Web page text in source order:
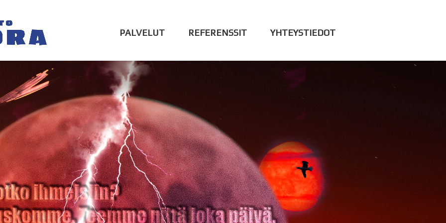
PALVELUT REFERENSSIT YHTEYSTIEDOT